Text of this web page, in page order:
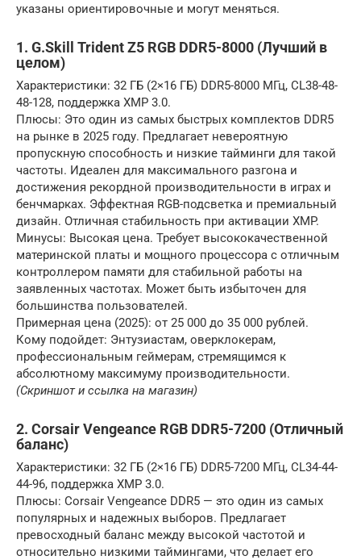
указаны ориентировочные и могут меняться.
1. G.Skill Trident Z5 RGB DDR5-8000 (Лучший в
целом)
Характеристики: 32 ГБ (2×16 ГБ) DDR5-8000 МГц, CL38-48-
48-128, поддержка XMP 3.0.
Плюсы: Это один из самых быстрых комплектов DDR5
на рынке в 2025 году. Предлагает невероятную
пропускную способность и низкие тайминги для такой
частоты. Идеален для максимального разгона и
достижения рекордной производительности в играх и
бенчмарках. Эффектная RGB-подсветка и премиальный
дизайн. Отличная стабильность при активации XMP.
Минусы: Высокая цена. Требует высококачественной
материнской платы и мощного процессора с отличным
контроллером памяти для стабильной работы на
заявленных частотах. Может быть избыточен для
большинства пользователей.
Примерная цена (2025): от 25 000 до 35 000 рублей.
Кому подойдет: Энтузиастам, оверклокерам,
профессиональным геймерам, стремящимся к
абсолютному максимуму производительности.
(Скриншот и ссылка на магазин)
2. Corsair Vengeance RGB DDR5-7200 (Отличный
баланс)
Характеристики: 32 ГБ (2×16 ГБ) DDR5-7200 МГц, CL34-44-
44-96, поддержка XMP 3.0.
Плюсы: Corsair Vengeance DDR5 — это один из самых
популярных и надежных выборов. Предлагает
превосходный баланс между высокой частотой и
относительно низкими таймингами, что делает его